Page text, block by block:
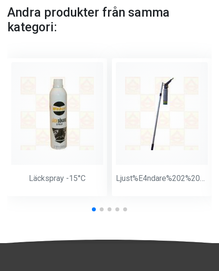
Andra produkter från samma
kategori:
Läckspray -15°C Ljust%E4ndare%202%20meter%20Butan